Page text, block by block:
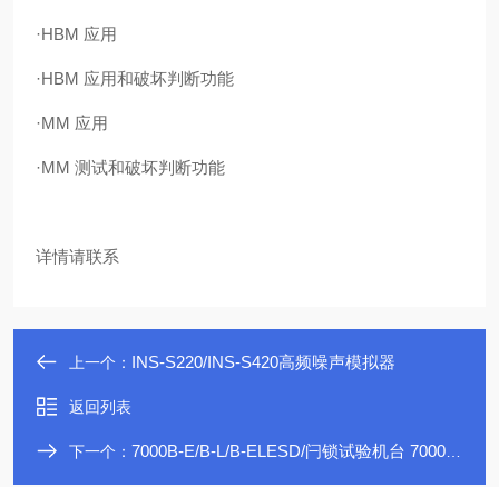
·HBM 应用
·HBM 应用和破坏判断功能
·MM 应用
·MM 测试和破坏判断功能
详情请联系
上一个： INS-S220/INS-S420高频噪声模拟器
返回列表
下一个： 7000B-E/B-L/B-ELESD/闩锁试验机台 7000B系列